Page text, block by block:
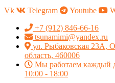
Vk Telegram Youtube
+7 (912) 846-66-16
tsunamimi@yandex.ru
ул. Рыбаковская 23А,
область, 460006
Мы работаем каждый
10:00 - 18:00